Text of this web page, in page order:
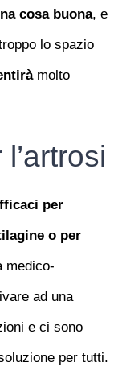
cosa buona, e
lo spazio
molto
per
o per
medico-
ad una
e ci sono
per tutti.